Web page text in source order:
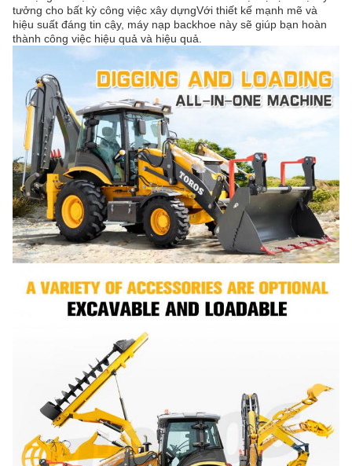
tưởng cho bất kỳ công việc xây dựngVới thiết kế mạnh mẽ và
hiệu suất đáng tin cậy, máy nạp backhoe này sẽ giúp bạn hoàn
thành công việc hiệu quả và hiệu quả.